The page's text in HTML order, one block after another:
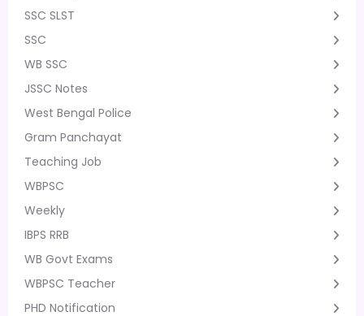
SSC SLST
SSC
WB SSC
JSSC Notes
West Bengal Police
Gram Panchayat
Teaching Job
WBPSC
Weekly
IBPS RRB
WB Govt Exams
WBPSC Teacher
PHD Notification